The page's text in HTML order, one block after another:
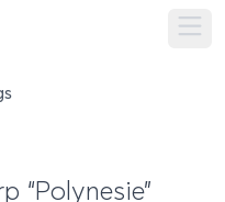
“Polynesie”